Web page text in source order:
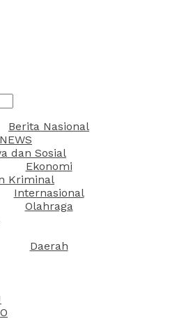
Berita Nasional
dan Sosial
Ekonomi
Kriminal
Internasional
Olahraga
Daerah